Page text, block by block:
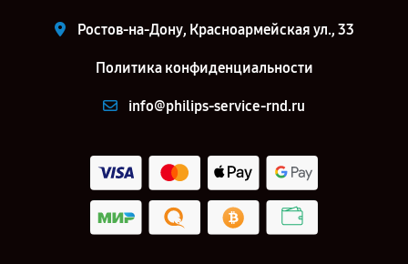
Ростов-на-Дону, Красноармейская ул., 33
Политика конфиденциальности
info@philips-service-rnd.ru